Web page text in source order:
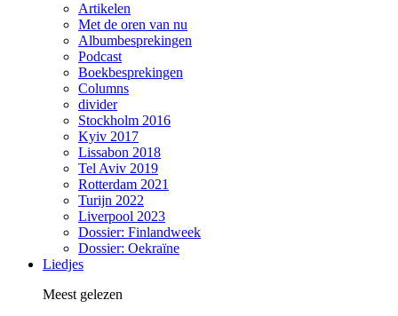
Artikelen
Met de oren van nu
Albumbesprekingen
Podcast
Boekbesprekingen
Columns
divider
Stockholm 2016
Kyiv 2017
Lissabon 2018
Tel Aviv 2019
Rotterdam 2021
Turijn 2022
Liverpool 2023
Dossier: Finlandweek
Dossier: Oekraïne
Liedjes
Meest gelezen